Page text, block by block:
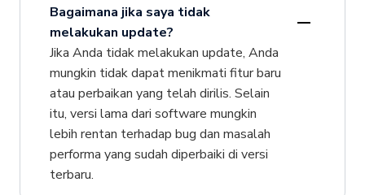
Bagaimana jika saya tidak
melakukan update?
Jika Anda tidak melakukan update, Anda
mungkin tidak dapat menikmati fitur baru
atau perbaikan yang telah dirilis. Selain
itu, versi lama dari software mungkin
lebih rentan terhadap bug dan masalah
performa yang sudah diperbaiki di versi
terbaru.